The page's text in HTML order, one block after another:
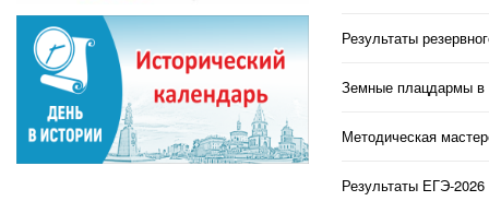
Результаты
Земные плацдармы в
Методическая
Результаты ЕГЭ-